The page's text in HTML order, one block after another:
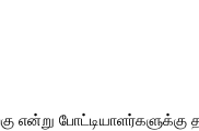
என்று